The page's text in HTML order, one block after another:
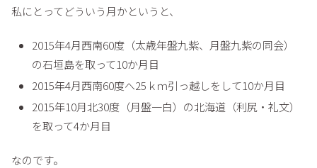
私にとってどういう月かというと、
2015年4月西南60度（太歳年盤九紫、月盤九紫の同会）
の石垣島を取って10か月目
2015年4月西南60度へ25ｋｍ引っ越しをして10か月目
2015年10月北30度（月盤一白）の北海道（利尻・礼文）
を取って4か月目
なのです。